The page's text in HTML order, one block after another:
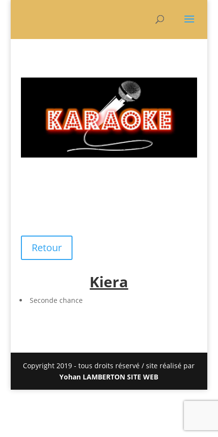
Retour
Kiera
Seconde chance
Copyright 2019 - tous droits réservé / site réalisé par
Yohan LAMBERTON SITE WEB